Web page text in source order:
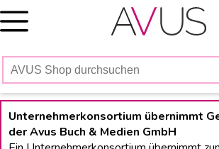
Skip
to
Unternehmerkonsortium übernimmt
der Avus Buch & Medien GmbH